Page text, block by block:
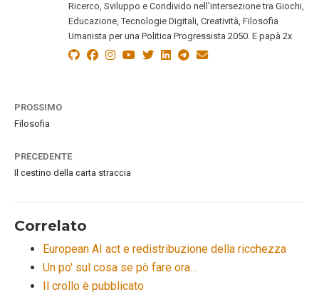
Ricerco, Sviluppo e Condivido nell’intersezione tra Giochi,
Educazione, Tecnologie Digitali, Creatività, Filosofia
Umanista per una Politica Progressista 2050. E papà 2x
PROSSIMO
Filosofia
PRECEDENTE
Il cestino della carta straccia
Correlato
European AI act e redistribuzione della ricchezza
Un po' sul cosa se pò fare ora…
Il crollo è pubblicato